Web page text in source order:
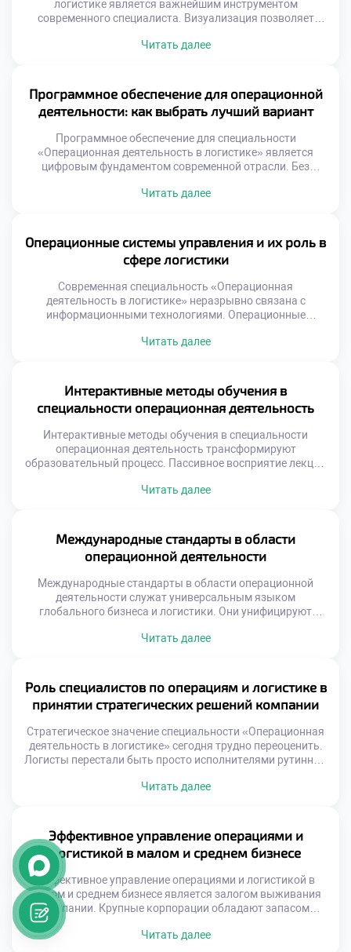
логистике является важнейшим инструментом
современного специалиста. Визуализация позволяет
системах. Абстрактные данные превращаются в
Умение рисовать процессы равносильно умению
управлять ими эффективно. Многие студенты
недооценивают значимость графических методов
Читать далее
Программное обеспечение для операционной
деятельности: как выбрать лучший вариант
Программное обеспечение для специальности
«Операционная деятельность в логистике» является
цифровым фундаментом современной отрасли. Без
превращается в хаос. Выбор правильного инструмента
до начала практики. Теоретическое знание функций
программ недостаточно для реальной работы. Умение
анализировать потребности бизнеса отличает
профессионала от простого […]
Читать далее
Операционные системы управления и их роль в
сфере логистики
Современная специальность «Операционная
деятельность в логистике» неразрывно связана с
информационными технологиями. Операционные
любого предприятия сегодня. Без них эффективное
данные в упорядоченные бизнес-процессы. Понимание
принципов работы таких систем обязательно для
специалиста. Цифровизация меняет саму суть
логистических операций на складах. Ручной учет и […]
Читать далее
Интерактивные методы обучения в
специальности операционная деятельность
Интерактивные методы обучения в специальности
операционная деятельность трансформируют
образовательный процесс. Пассивное восприятие лекций
требует навыков принятия решений в реальном времени.
обучающихся становится главным принципом
современной педагогики. Знания усваиваются через
действие, диалог и переживание. Выпускники выходят на
рынок труда готовыми к […]
Читать далее
Международные стандарты в области
операционной деятельности
Международные стандарты в области операционной
деятельности служат универсальным языком
глобального бизнеса и логистики. Они унифицируют
информации. Единые правила игры позволяют
строится на строгих нормативных рамках. Знание
стандартов является фундаментом профессиональной
компетентности будущего специалиста. Стандартизация
обеспечивает предсказуемость […]
Читать далее
Роль специалистов по операциям и логистике в
принятии стратегических решений компании
Стратегическое значение специальности «Операционная
деятельность в логистике» сегодня трудно переоценить.
Логисты перестали быть просто исполнителями рутинных
формирования стратегии развития бизнеса.
возможностей любая стратегия обречена на провал.
Современный рынок требует скорости и гибкости от
компаний. Конкурентное преимущество создается […]
Читать далее
Эффективное управление операциями и
логистикой в малом и среднем бизнесе
Эффективное управление операциями и логистикой в
малом и среднем бизнесе является залогом выживания
компании. Крупные корпорации обладают запасом
прочности, а небольшие фирмы чувствительны к
каждому сбою. Грамотная организация процессов
Читать далее